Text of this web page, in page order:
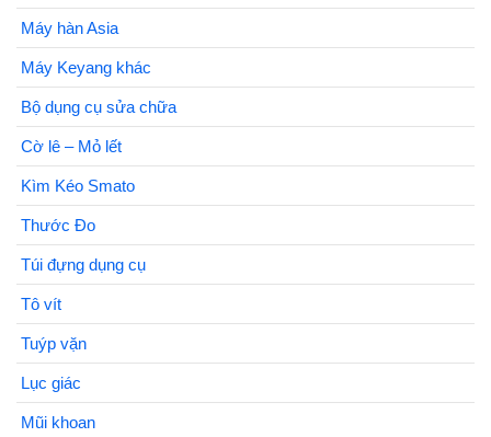
Máy hàn Asia
Máy Keyang khác
Bộ dụng cụ sửa chữa
Cờ lê – Mỏ lết
Kìm Kéo Smato
Thước Đo
Túi đựng dụng cụ
Tô vít
Tuýp vặn
Lục giác
Mũi khoan